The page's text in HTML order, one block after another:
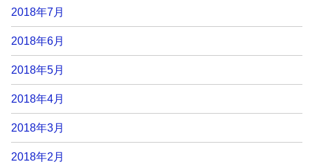
2018年7月
2018年6月
2018年5月
2018年4月
2018年3月
2018年2月